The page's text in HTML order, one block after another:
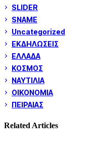
SLIDER
SNAME
Uncategorized
ΕΚΔΗΛΩΣΕΙΣ
ΕΛΛΑΔΑ
ΚΟΣΜΟΣ
ΝΑΥΤΙΛΙΑ
ΟΙΚΟΝΟΜΙΑ
ΠΕΙΡΑΙΑΣ
Related Articles